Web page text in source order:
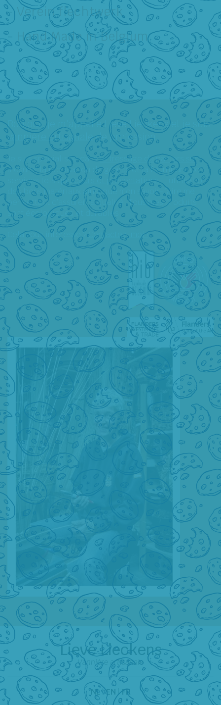
- Verein flechtwerk
-
Hand Made in Belgium
Bonjour, je m'appelleLieve Lieckenset je suis
vannière artisanalede profession.
Je suis spécialisée dansle tressage de paniers sur
mesure,la fabrication de géantset la fourniture de
services tels quecours et présentations. L'utilisation
des bons matériaux ainsi que mon savoir-faire me
permettent d’assurer la qualité. Tous mes produits
sont écologiques et durables.
Cela vous intéresse ?Contactez-moi !
Lieve Lieckens
Vannière artisanale
NL|EN |FR